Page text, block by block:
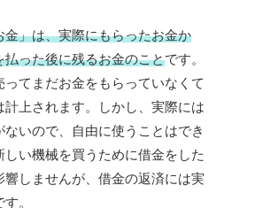
金」は、実際にもらったお金か
払った後に残るお金のことです。
てまだお金をもらっていなくて
計上されます。しかし、実際には
ないので、自由に使うことはでき
しい機械を買うために借金をした
響しませんが、借金の返済には実
。